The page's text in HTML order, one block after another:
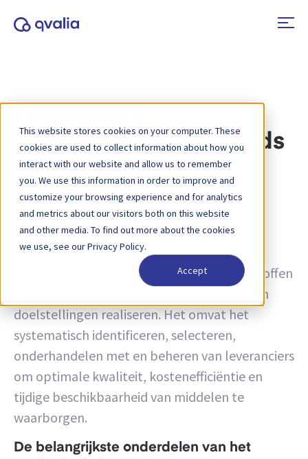
This website stores cookies on your computer. These
cookies are used to collect information about how you
interact with our website and allow us to remember
you. We use this information in order to improve and
customize your browsing experience and for analytics
and metrics about our visitors both on this website
and other media. To find out more about the cookies
we use, see our Privacy Policy.
Accept
technologieën en trends
Categorie:
Inkoop
Inkoopis het strategische proces waarmee
organisaties goederen, diensten of grondstoffen
aanschaffen voor hun bedrijfsvoering en hun
doelstellingen realiseren. Het omvat het
systematisch identificeren, selecteren,
onderhandelen met en beheren van leveranciers
om optimale kwaliteit, kostenefficiëntie en
tijdige beschikbaarheid van middelen te
waarborgen.
De belangrijkste onderdelen van het